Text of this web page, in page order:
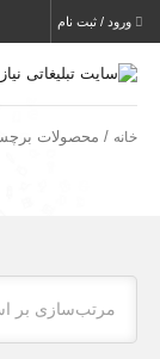
ورود / ثبت نام
خانه / محصولات
مرتب‌سازی بر